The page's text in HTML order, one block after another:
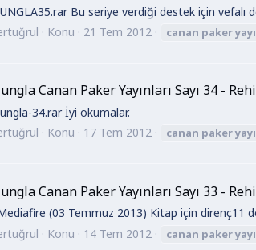
Bu seriye verdiği destek için
Konu 21 Tem 2012 canan paker
Canan Paker Yayınları Sayı 34 -
34.rar İyi okumalar.
Konu 17 Tem 2012 canan paker
Canan Paker Yayınları Sayı 33 -
(03 Temmuz 2013) Kitap için direnç11
Konu 14 Tem 2012 canan paker